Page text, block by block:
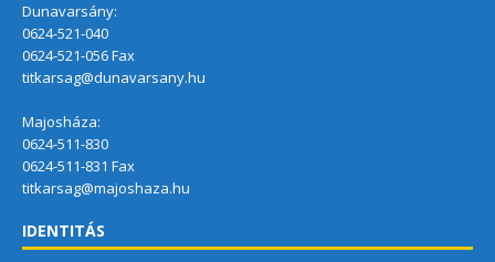
Dunavarsány:
0624-521-040
0624-521-056 Fax
titkarsag@dunavarsany.hu
Majosháza:
0624-511-830
0624-511-831 Fax
titkarsag@majoshaza.hu
IDENTITÁS